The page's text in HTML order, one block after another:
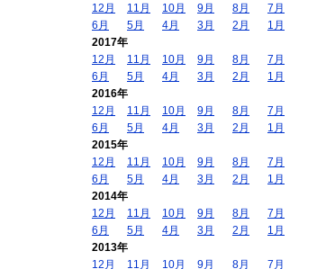
12月
11月 10月 9月 8月
7月
6月
5月 4月 3月 2月
1月
2017年
12月
11月 10月 9月 8月
7月
6月
5月 4月 3月 2月
1月
2016年
12月
11月 10月 9月 8月
7月
6月
5月 4月 3月 2月
1月
2015年
12月
11月 10月 9月 8月
7月
6月
5月 4月 3月 2月
1月
2014年
12月
11月 10月 9月 8月
7月
6月
5月 4月 3月 2月
1月
2013年
12月
11月 10月 9月 8月 7月